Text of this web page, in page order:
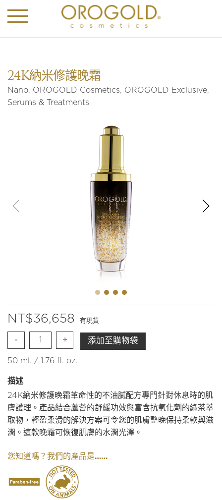
24K納米修護晚霜
Nano, OROGOLD Cosmetics, OROGOLD Exclusive,
Serums & Treatments
NT$36,658 有現貨
量
添加至購物袋
50 ml. / 1.76 fl. oz.
描述
24K納米修護晚霜革命性的不油膩配方專門針對休息時的肌
膚護理。產品結合蘆薈的舒緩功效與富含抗氧化劑的綠茶萃
取物，輕盈柔滑的解決方案可令您的肌膚整晚保持柔軟與滋
潤。這款晚霜可恢復肌膚的水潤光澤。
您知道嗎？ 我們的產品是……